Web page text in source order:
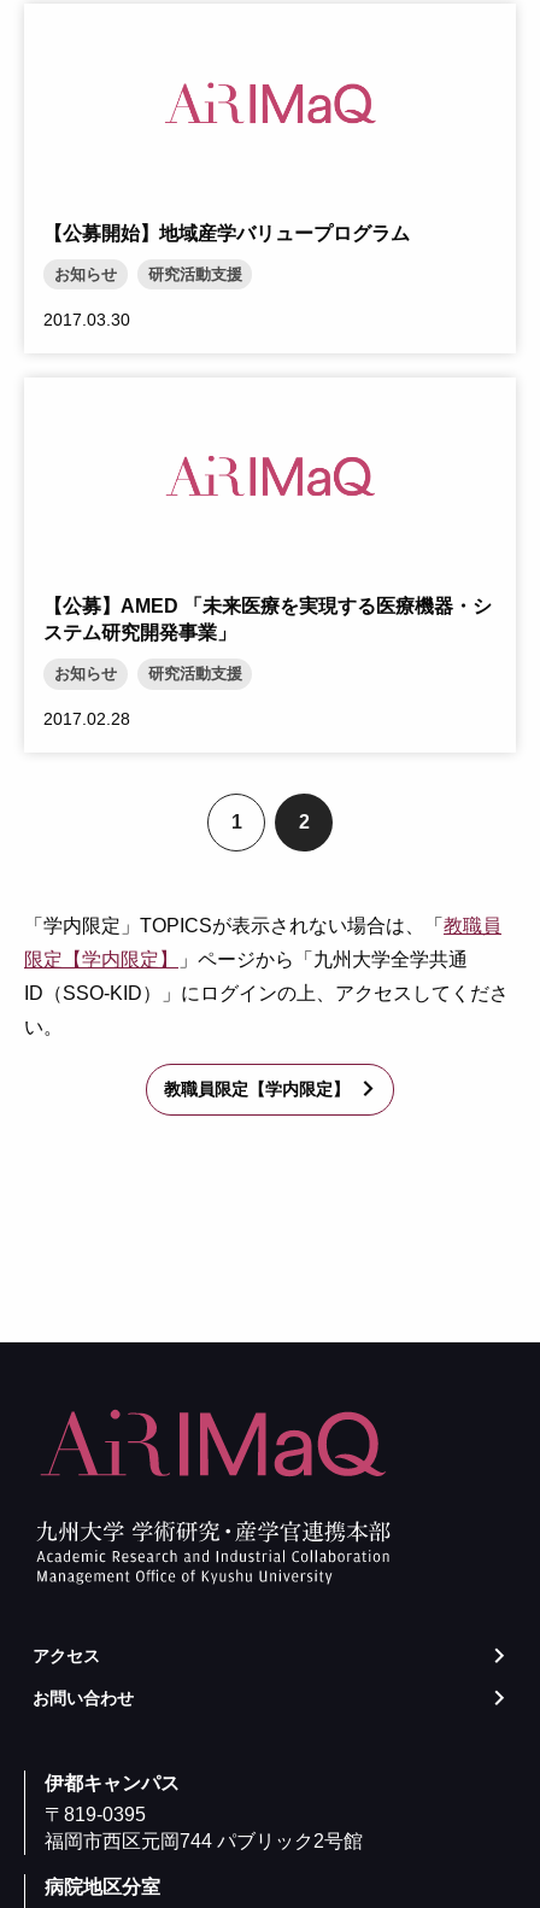
【公募開始】地域産学バリュープログラム
お知らせ 研究活動支援
2017.03.30
【公募】AMED 「未来医療を実現する医療機器・シ
ステム研究開発事業」
お知らせ 研究活動支援
2017.02.28
ペ
ー
1
ペ
ー
2
「学内限定」TOPICSが表示されない場合は、「 教職員
限定【学内限定】
」ページから「九州大学全学共通
ID（SSO-KID）」にログインの上、アクセスしてくださ
い。
教職員限定【学内限定】 arrow_forward_ios
アクセス arrow_forward_ios
お問い合わせ arrow_forward_ios
伊都キャンパス
〒819-0395
福岡市西区元岡744 パブリック2号館
病院地区分室